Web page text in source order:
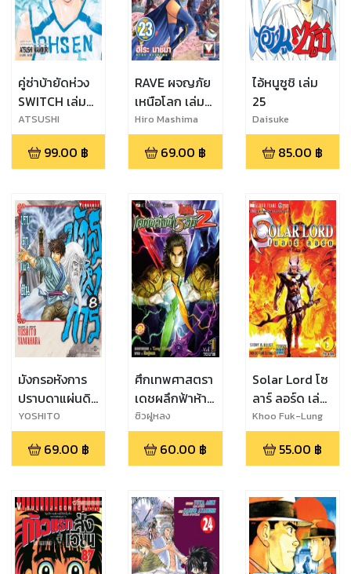
คู่ซ่าบ้ายัดห่วง
SWITCH เล่ม
10
ATSUSHI
NAMIKIRI
99.00 ฿
RAVE ผจญภัย
เหนือโลก เล่ม
23
Hiro Mashima
69.00 ฿
ไอ้หนูซูชิ เล่ม
25
Daisuke
Terasawa
85.00 ฿
มังกรอหังการ
ปราบดาแผ่นดิน
เล่ม 8
YOSHITO
YAMAHARA
69.00 ฿
ศึกเทพศาสตรา
เดชผลึกฟ้าห้า
วิถี ภาค2 เล่ม 1
ซิวฝูหลง
60.00 ฿
Solar Lord โซ
ลาร์ ลอร์ด เล่ม
1
Khoo Fuk-Lung
55.00 ฿